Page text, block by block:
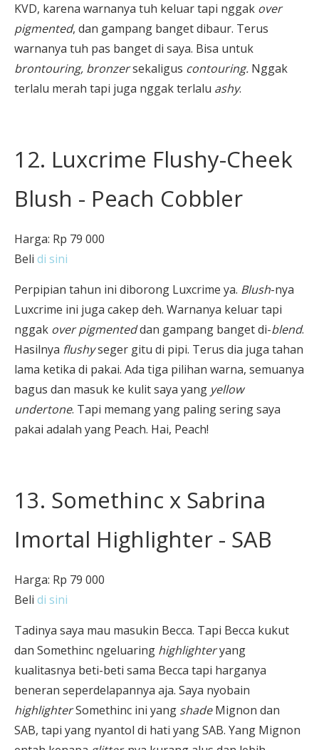
KVD, karena warnanya tuh keluar tapi nggak over
pigmented, dan gampang banget dibaur. Terus
warnanya tuh pas banget di saya. Bisa untuk
brontouring, bronzersekaligus contouring. Nggak
terlalu merah tapi juga nggak terlalu ashy.
12. Luxcrime Flushy-Cheek
Blush - Peach Cobbler
Harga: Rp 79 000
Beli di sini
Perpipian tahun ini diborong Luxcrime ya. Blush-nya
Luxcrime ini juga cakep deh. Warnanya keluar tapi
nggak over pigmenteddan gampang banget di-blend.
Hasilnya flushyseger gitu di pipi. Terus dia juga tahan
lama ketika di pakai. Ada tiga pilihan warna, semuanya
bagus dan masuk ke kulit saya yang yellow
undertone. Tapi memang yang paling sering saya
pakai adalah yang Peach. Hai, Peach!
13. Somethinc x Sabrina
Imortal Highlighter - SAB
Harga: Rp 79 000
Beli di sini
Tadinya saya mau masukin Becca. Tapi Becca kukut
dan Somethinc ngeluaring highlighteryang
kualitasnya beti-beti sama Becca tapi harganya
beneran seperdelapannya aja. Saya nyobain
highlighterSomethinc ini yang shadeMignon dan
SAB, tapi yang nyantol di hati yang SAB. Yang Mignon